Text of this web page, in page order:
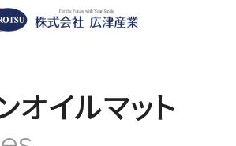
オイルマット